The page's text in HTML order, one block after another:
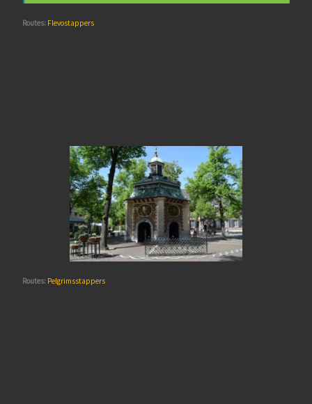
Routes: Flevostappers
Routes: Pelgrimsstappers